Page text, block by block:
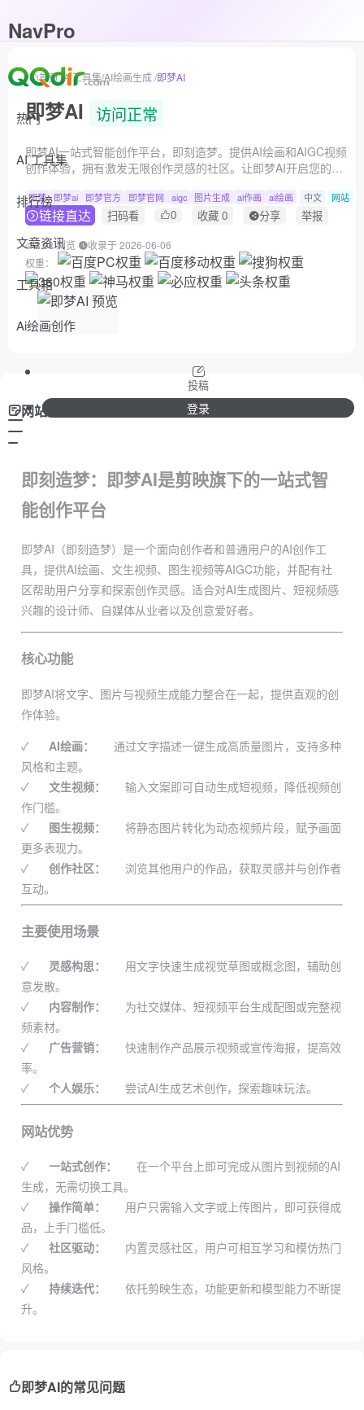
NavPro
热门
AI 工具集
排行榜
文章资讯
工具箱
Ai绘画创作
投稿
登录
首页/Ai工具集/AI绘画生成/即梦AI
即梦AI 访问正常
即梦AI一站式智能创作平台，即刻造梦。提供AI绘画和AIGC视频
创作体验，拥有激发无限创作灵感的社区。让即梦AI开启您的智
即梦 即梦ai 即梦官方 即梦官网 aigc 图片生成 ai作画 ai绘画 中文 网站
链接直达 扫码看 0 收藏 0 分享 举报
2.9k 浏览
收录于 2026-06-06
权重：
网站介绍
即刻造梦：即梦AI是剪映旗下的一站式智
能创作平台
即梦AI（即刻造梦）是一个面向创作者和普通用户的AI创作工
具，提供AI绘画、文生视频、图生视频等AIGC功能，并配有社
区帮助用户分享和探索创作灵感。适合对AI生成图片、短视频感
兴趣的设计师、自媒体从业者以及创意爱好者。
核心功能
即梦AI将文字、图片与视频生成能力整合在一起，提供直观的创
作体验。
✓
AI绘画：
通过文字描述一键生成高质量图片，支持多种
风格和主题。
✓
文生视频：
输入文案即可自动生成短视频，降低视频创
作门槛。
✓
图生视频：
将静态图片转化为动态视频片段，赋予画面
更多表现力。
✓
创作社区：
浏览其他用户的作品，获取灵感并与创作者
互动。
主要使用场景
✓ 灵感构思：
用文字快速生成视觉草图或概念图，辅助创
意发散。
✓
内容制作：
为社交媒体、短视频平台生成配图或完整视
频素材。
✓
广告营销：
快速制作产品展示视频或宣传海报，提高效
率。
✓
个人娱乐： 尝试AI生成艺术创作，探索趣味玩法。
网站优势
✓ 一站式创作：
在一个平台上即可完成从图片到视频的AI
生成，无需切换工具。
✓
操作简单：
用户只需输入文字或上传图片，即可获得成
品，上手门槛低。
✓
社区驱动：
内置灵感社区，用户可相互学习和模仿热门
风格。
✓
持续迭代：
依托剪映生态，功能更新和模型能力不断提
升。
即梦AI的常见问题